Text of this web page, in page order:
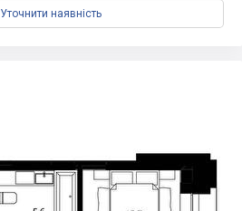
Уточнити наявність